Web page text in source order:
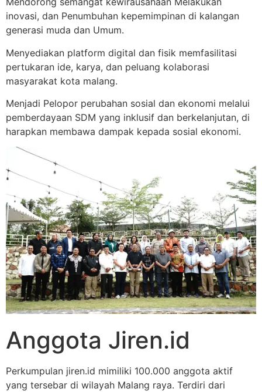
inovasi, dan Penumbuhan kepemimpinan di kalangan
generasi muda dan Umum.
Menyediakan platform digital dan fisik memfasilitasi
pertukaran ide, karya, dan peluang kolaborasi
masyarakat kota malang.
Menjadi Pelopor perubahan sosial dan ekonomi melalui
pemberdayaan SDM yang inklusif dan berkelanjutan, di
harapkan membawa dampak kepada sosial ekonomi.
Anggota Jiren.id
Perkumpulan jiren.id mimiliki 100.000 anggota aktif
yang tersebar di wilayah Malang raya. Terdiri dari